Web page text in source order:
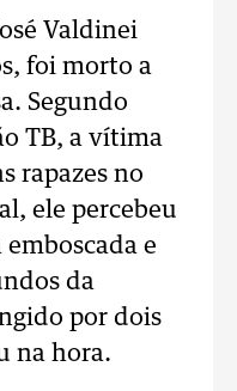
Valdinei
foi morto a
Segundo
TB, a vítima
rapazes no
ele percebeu
e
da
por dois
na hora.